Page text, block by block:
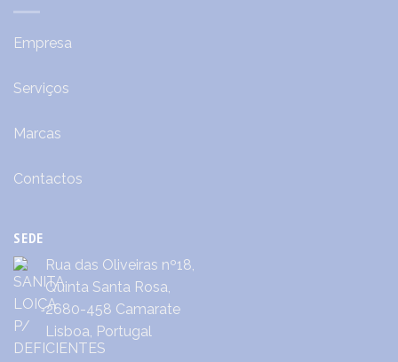
Empresa
Serviços
Marcas
Contactos
SEDE
Rua das Oliveiras nº18,
Quinta Santa Rosa,
2680-458 Camarate
Lisboa, Portugal